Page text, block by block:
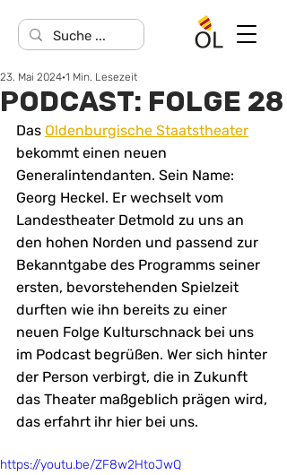
PODCAST: FOLGE 28
23. Mai 2024 1 Min. Lesezeit
Das Oldenburgische Staatstheater
bekommt einen neuen
Generalintendanten. Sein Name:
Georg Heckel. Er wechselt vom
Landestheater Detmold zu uns an
den hohen Norden und passend zur
Bekanntgabe des Programms seiner
ersten, bevorstehenden Spielzeit
durften wie ihn bereits zu einer
neuen Folge Kulturschnack bei uns
im Podcast begrüßen. Wer sich hinter
der Person verbirgt, die in Zukunft
das Theater maßgeblich prägen wird,
das erfahrt ihr hier bei uns.
https://youtu.be/ZF8w2HtoJwQ